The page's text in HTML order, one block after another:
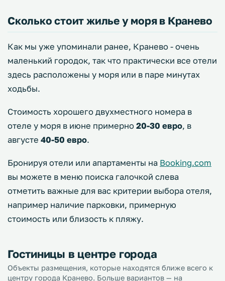
Сколько стоит жилье у моря в Кранево
Как мы уже упоминали ранее, Кранево - очень
маленький городок, так что практически все отели
здесь расположены у моря или в паре минутах
ходьбы.
Стоимость хорошего двухместного номера в
отеле у моря в июне примерно 20-30 евро, в
августе 40-50 евро.
Бронируя отели или апартаменты на Booking.com
вы можете в меню поиска галочкой слева
отметить важные для вас критерии выбора отеля,
например наличие парковки, примерную
стоимость или близость к пляжу.
Гостиницы в центре города
Объекты размещения, которые находятся ближе всего к
центру города Кранево. Больше вариантов — на